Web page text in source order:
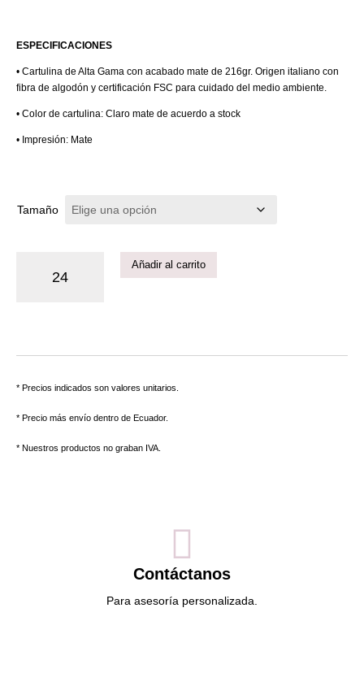
ESPECIFICACIONES
• Cartulina de Alta Gama con acabado mate de 216gr. Origen italiano con
fibra de algodón y certificación FSC para cuidado del medio ambiente.
• Color de cartulina: Claro mate de acuerdo a stock
• Impresión: Mate
Tamaño
Añadir al carrito
* Precios indicados son valores unitarios.
* Precio más envío dentro de Ecuador.
* Nuestros productos no graban IVA.
Contáctanos
Para asesoría personalizada.